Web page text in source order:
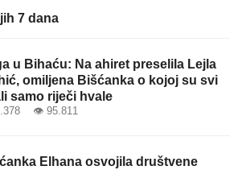
7 dana
u Bihaću: Na ahiret preselila Lejla
omiljena Bišćanka o kojoj su svi
samo riječi hvale
👁 95.811
Elhana osvojila društvene